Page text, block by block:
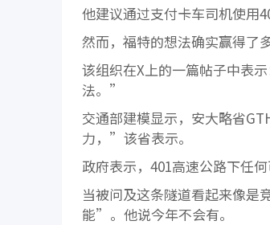
他建议通过支付卡车司机使用
然而，福特的想法确实赢得了
该组织在X上的一篇帖子中表
法。”
交通部建模显示，安大略省
力，”该省表示。
政府表示，401高速公路下任
当被问及这条隧道看起来像是
能”。他说今年不会有。